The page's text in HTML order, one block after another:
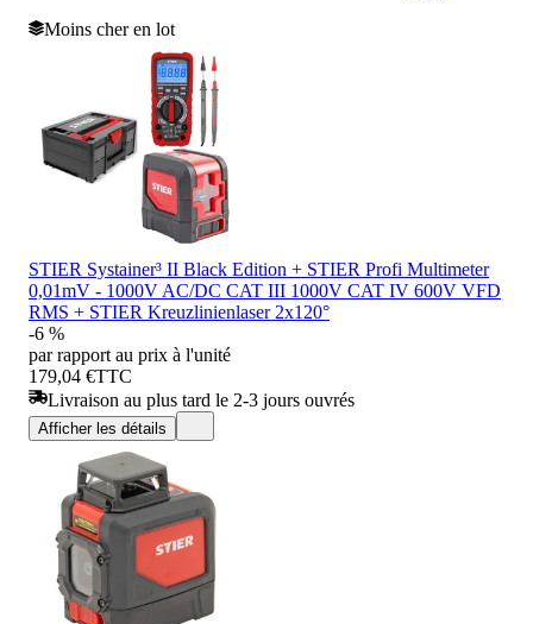
Moins cher en lot
STIER Systainer³ II Black Edition + STIER Profi Multimeter
0,01mV - 1000V AC/DC CAT III 1000V CAT IV 600V VFD
RMS + STIER Kreuzlinienlaser 2x120°
-6 %
par rapport au prix à l'unité
179,04 €TTC
Livraison au plus tard le 2-3 jours ouvrés
Afficher les détails